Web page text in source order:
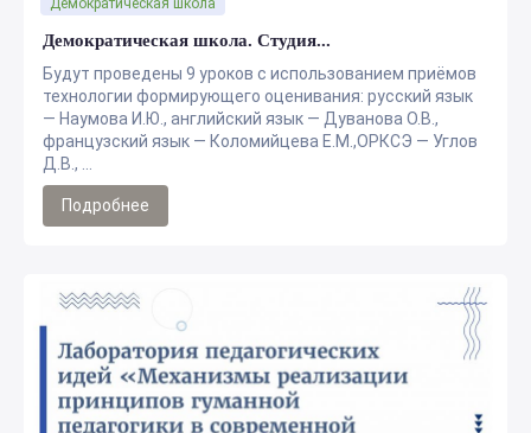
Демократическая школа. Студия...
Будут проведены 9 уроков с использованием приёмов
технологии формирующего оценивания: русский язык
— Наумова И.Ю., английский язык — Дуванова О.В.,
французский язык — Коломийцева Е.М.,ОРКСЭ — Углов
Д.В., ...
Демократическая школа
Подробнее